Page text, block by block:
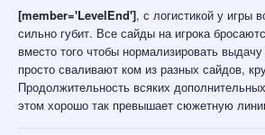
[member='LevelEnd'], с логистикой у игры
сильно губит. Все сайды на игрока
вместо того чтобы нормализировать
просто сваливают ком из разных сайдов,
Продолжительность всяких
этом хорошо так превышает сюжетную